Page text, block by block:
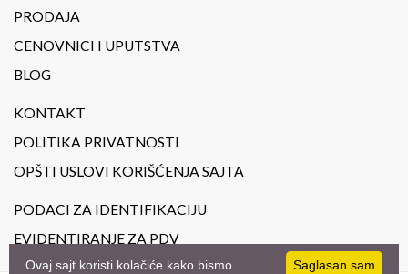
PRODAJA
CENOVNICI I UPUTSTVA
BLOG
KONTAKT
POLITIKA PRIVATNOSTI
OPŠTI USLOVI KORIŠĆENJA SAJTA
PODACI ZA IDENTIFIKACIJU
EVIDENTIRANJE ZA PDV
Saglasan sam
Ovaj sajt koristi kolačiće kako bismo